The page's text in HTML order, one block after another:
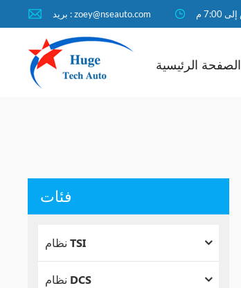
بريد : zoey@nseauto.com
الصفحة الرئيسية
فئات
نظام TSI
نظام DCS